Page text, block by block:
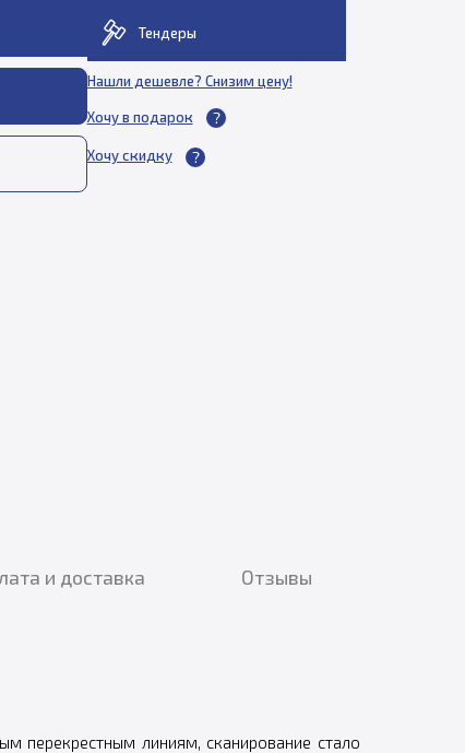
Тендеры
Нашли дешевле? Снизим цену!
Хочу в подарок
Хочу скидку
и доставка Отзывы
перекрестным линиям, сканирование стало